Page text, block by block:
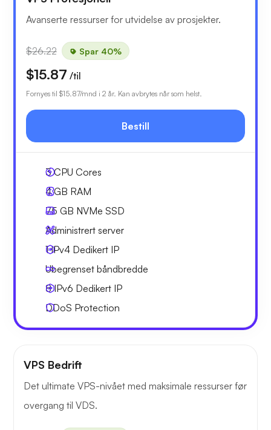
Avanserte ressurser for utvidelse av prosjekter.
$26.22 Spar 40%
$15.87 /til
Fornyes til $15.87/mnd i 2 år. Kan avbrytes når som helst.
Bestill
3CPU Cores
4 GB RAM
75 GB NVMe SSD
Administrert server
1 IPv4 Dedikert IP
Ubegrenset båndbredde
8 IPv6 Dedikert IP
DDoS Protection
VPS Bedrift
Det ultimate VPS-nivået med maksimale ressurser før
overgang til VDS.